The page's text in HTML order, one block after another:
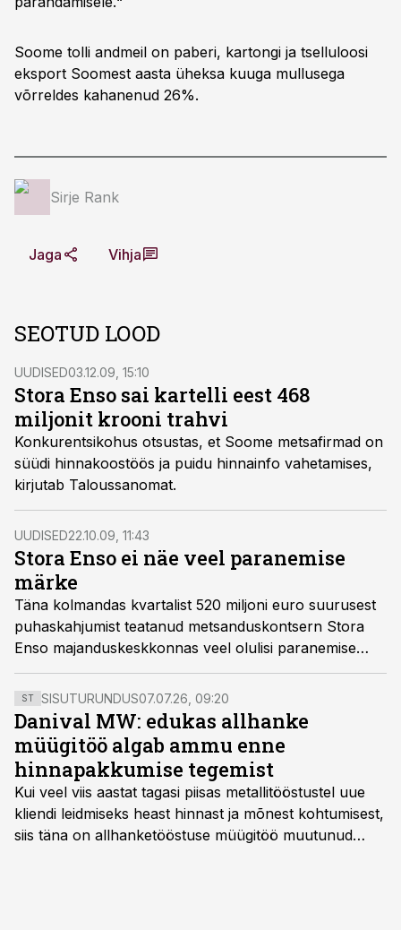
Soome tolli andmeil on paberi, kartongi ja tselluloosi
eksport Soomest aasta üheksa kuuga mullusega
võrreldes kahanenud 26%.
Sirje Rank
Jaga Vihja
SEOTUD LOOD
UUDISED03.12.09, 15:10
Stora Enso sai kartelli eest 468
miljonit krooni trahvi
Konkurentsikohus otsustas, et Soome metsafirmad on
süüdi hinnakoostöös ja puidu hinnainfo vahetamises,
kirjutab Taloussanomat.
UUDISED22.10.09, 11:43
Stora Enso ei näe veel paranemise
märke
Täna kolmandas kvartalist 520 miljoni euro suurusest
puhaskahjumist teatanud metsanduskontsern Stora
Enso majanduskeskkonnas veel olulisi paranemise
märke ei näe.
ST SISUTURUNDUS07.07.26, 09:20
Danival MW: edukas allhanke
müügitöö algab ammu enne
hinnapakkumise tegemist
Kui veel viis aastat tagasi piisas metallitööstustel uue
kliendi leidmiseks heast hinnast ja mõnest kohtumisest,
siis täna on allhanketööstuse müügitöö muutunud